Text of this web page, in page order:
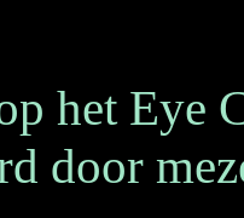
het Eye
door